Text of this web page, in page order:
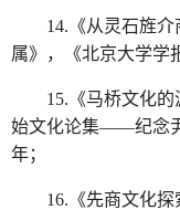
14.《从灵石旌
属》，《北京大学学
15.《马桥文化
始文化论集——纪念
年；
16.《先商文化